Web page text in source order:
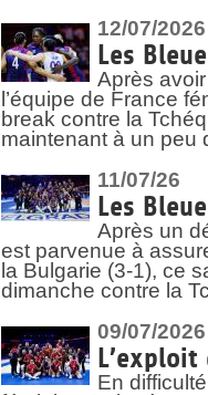
12/07/2026
Les
Après
l’équipe de France
break contre la
maintenant à un peu
11/07/26
Les
Après un
est parvenue à
la Bulgarie (3-1), ce
dimanche contre la
09/07/2026
En